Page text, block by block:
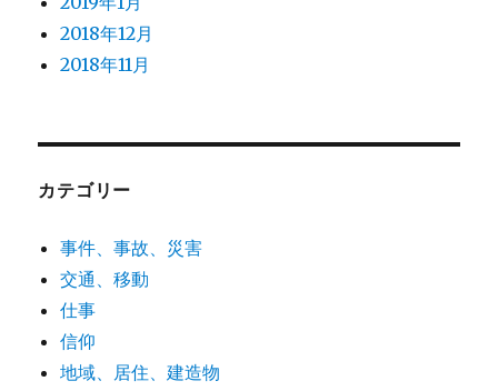
2018年12月
2018年11月
カテゴリー
事件、事故、災害
交通、移動
仕事
信仰
地域、居住、建造物